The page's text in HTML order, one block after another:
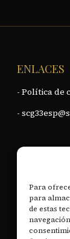
Para
para
de estas
ENLACES
- Política de
-